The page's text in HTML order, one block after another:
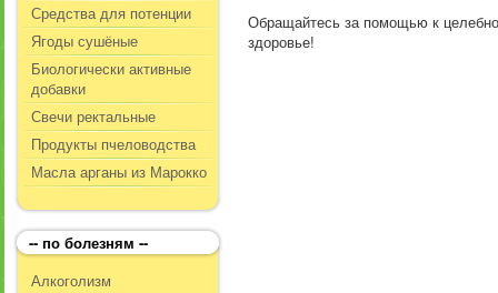
Средства для потенции
Ягоды сушёные
Биологически активные
добавки
Свечи ректальные
Продукты пчеловодства
Масла арганы из Марокко
-- по болезням --
Алкоголизм
Обращайтесь за помощью к
здоровье!